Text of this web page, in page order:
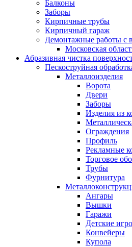
Балконы
Заборы
Кирпичные трубы
Кирпичный гараж
Демонтажные работы с
Московская
Абразивная чистка
Пескоструйная
Металлоизделия
Ворота
Двери
Заборы
Изделия из
Ограждения
Профиль
Рекламные
Торговое
Трубы
Фурнитура
Ангары
Вышки
Гаражи
Детские
Конвейеры
Купола